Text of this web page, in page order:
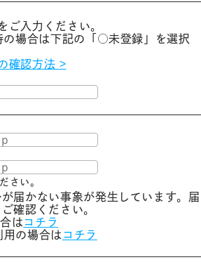
ご入力ください。
の場合は下記の「○未登録」を選択
確認方法 >
さい。
届かない事象が発生しています。届
確認ください。
はコチラ
の場合は コチラ